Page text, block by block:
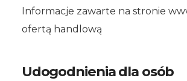
Informacje zawarte na stronie
ofertą handlową
Udogodnienia dla osób